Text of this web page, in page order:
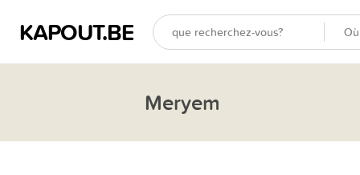
KAPOUT.BE
Meryem